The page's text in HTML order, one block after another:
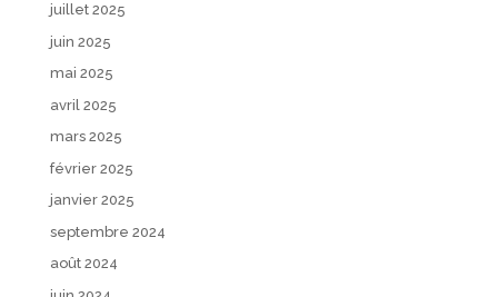
juillet 2025
juin 2025
mai 2025
avril 2025
mars 2025
février 2025
janvier 2025
septembre 2024
août 2024